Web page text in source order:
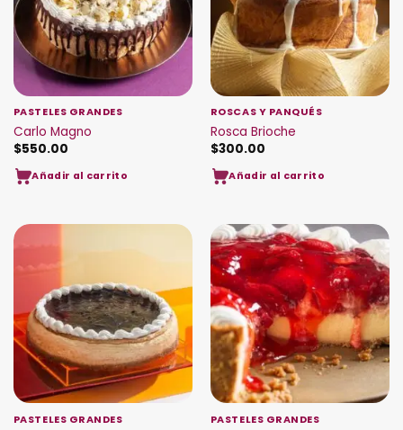
PASTELES GRANDES
Carlo Magno
$550.00
Añadir al carrito
ROSCAS Y PANQUÉS
Rosca Brioche
$300.00
Añadir al carrito
PASTELES GRANDES PASTELES GRANDES